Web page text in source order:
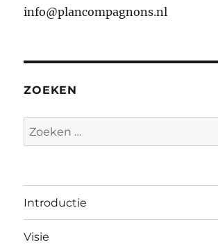
info@plancompagnons.nl
ZOEKEN
Zoeken
naar:
Introductie
Visie